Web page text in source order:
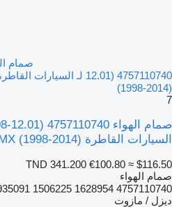
(1998-2014)
7
السيارات القاطرة Volvo FM7-FM12, FM, FMX (1998-2014)
TND 341.200 €100.80 ≈ $116.50
صمام الهواء
4757110740 1628954 1506225 1935091
ديزل / مازوت